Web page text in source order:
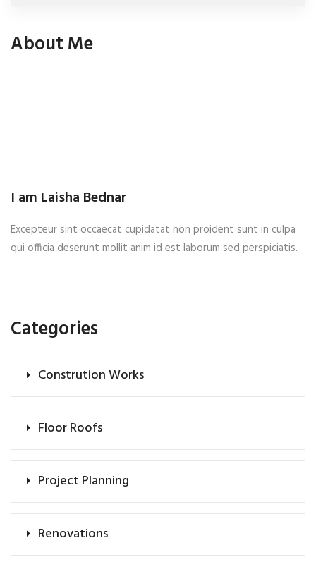
About Me
I am Laisha Bednar
Excepteur sint occaecat cupidatat non proident sunt in culpa
qui officia deserunt mollit anim id est laborum sed perspiciatis.
Categories
Constrution Works
Floor Roofs
Project Planning
Renovations